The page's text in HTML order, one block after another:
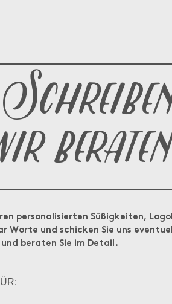
personalisierten Süßigkeiten,
Worte und schicken Sie uns
beraten Sie im Detail.